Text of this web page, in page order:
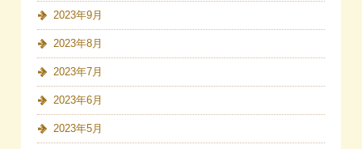
2023年9月
2023年8月
2023年7月
2023年6月
2023年5月